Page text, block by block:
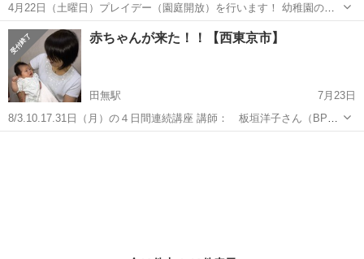
4月22日（土曜日）プレイデー（園庭開放）を行います！ 幼稚園の遊
具で親子一緒に楽しく遊びませんか？事前申し込みは不要です。当日
直接幼稚園にお越しください！ ○日時 ４月２２日（土曜日）
９：００～１２：０...
東京 西東京市 西武柳沢駅 育児 雨天中止
赤ちゃんが来た！！【西東京市】
田無駅
7月23日
8/3.10.17.31日（月）の４日間連続講座 講師： 板垣洋子さん（BPJ
認定ファシリテーター） 場所：田無公民館 対象：２か月～５か月の赤